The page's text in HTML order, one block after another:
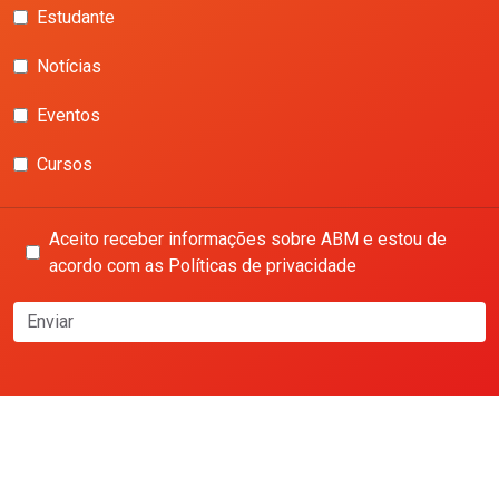
Estudante
Notícias
Eventos
Cursos
Aceito receber informações sobre ABM e estou de
acordo com as Políticas de privacidade
Enviar